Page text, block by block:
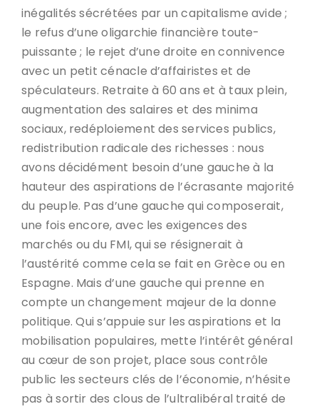
inégalités sécrétées par un capitalisme avide ;
le refus d’une oligarchie financière toute-
puissante ; le rejet d’une droite en connivence
avec un petit cénacle d’affairistes et de
spéculateurs. Retraite à 60 ans et à taux plein,
augmentation des salaires et des minima
sociaux, redéploiement des services publics,
redistribution radicale des richesses : nous
avons décidément besoin d’une gauche à la
hauteur des aspirations de l’écrasante majorité
du peuple. Pas d’une gauche qui composerait,
une fois encore, avec les exigences des
marchés ou du FMI, qui se résignerait à
l’austérité comme cela se fait en Grèce ou en
Espagne. Mais d’une gauche qui prenne en
compte un changement majeur de la donne
politique. Qui s’appuie sur les aspirations et la
mobilisation populaires, mette l’intérêt général
au cœur de son projet, place sous contrôle
public les secteurs clés de l’économie, n’hésite
pas à sortir des clous de l’ultralibéral traité de